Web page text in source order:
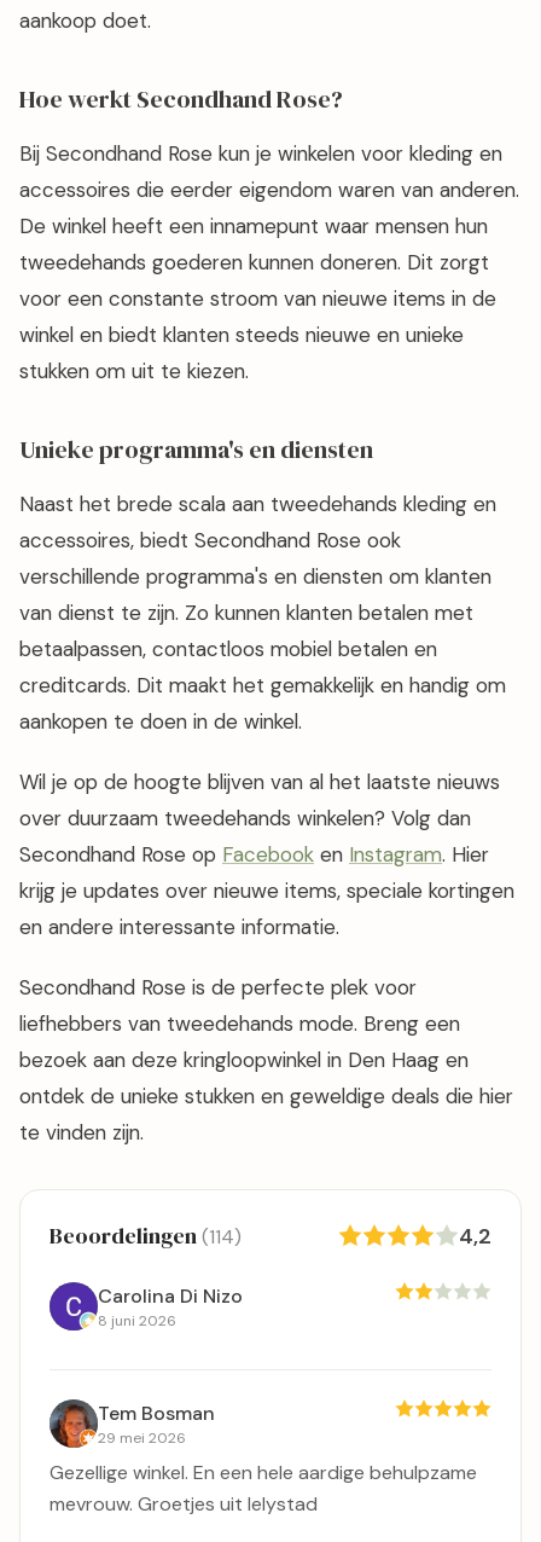
aankoop doet.
Hoe werkt Secondhand Rose?
Bij Secondhand Rose kun je winkelen voor kleding en
accessoires die eerder eigendom waren van anderen.
De winkel heeft een innamepunt waar mensen hun
tweedehands goederen kunnen doneren. Dit zorgt
voor een constante stroom van nieuwe items in de
winkel en biedt klanten steeds nieuwe en unieke
stukken om uit te kiezen.
Unieke programma's en diensten
Naast het brede scala aan tweedehands kleding en
accessoires, biedt Secondhand Rose ook
verschillende programma's en diensten om klanten
van dienst te zijn. Zo kunnen klanten betalen met
betaalpassen, contactloos mobiel betalen en
creditcards. Dit maakt het gemakkelijk en handig om
aankopen te doen in de winkel.
Wil je op de hoogte blijven van al het laatste nieuws
over duurzaam tweedehands winkelen? Volg dan
Secondhand Rose op Facebook en Instagram. Hier
krijg je updates over nieuwe items, speciale kortingen
en andere interessante informatie.
Secondhand Rose is de perfecte plek voor
liefhebbers van tweedehands mode. Breng een
bezoek aan deze kringloopwinkel in Den Haag en
ontdek de unieke stukken en geweldige deals die hier
te vinden zijn.
Beoordelingen(114) 4,2
Carolina Di Nizo
8 juni 2026
Tem Bosman
29 mei 2026
Gezellige winkel. En een hele aardige behulpzame
mevrouw. Groetjes uit lelystad